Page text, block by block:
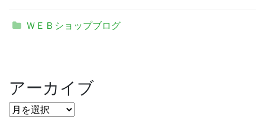
ＷＥＢショップブログ
アーカイブ
ア